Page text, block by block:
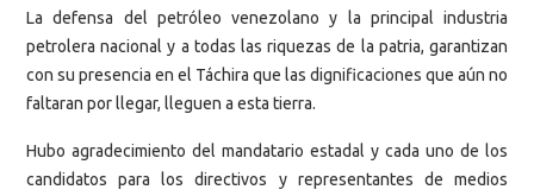
La defensa del petróleo venezolano y la principal industria
petrolera nacional y a todas las riquezas de la patria, garantizan
con su presencia en el Táchira que las dignificaciones que aún no
faltaran por llegar, lleguen a esta tierra.
Hubo agradecimiento del mandatario estadal y cada uno de los
candidatos para los directivos y representantes de medios